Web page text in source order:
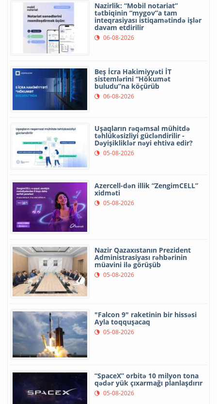
Nazirlik: “Mobil notariat”
tətbiqinin “mygov”a tam
inteqrasiyası istiqamətində işlər
davam etdirilir
06-08-2026
Beş İcra Hakimiyyəti İT
sistemlərini “Hökumət
buludu”na köçürüb
06-08-2026
Uşaqların rəqəmsal mühitdə
təhlükəsizliyi gücləndirilir -
Dəyişikliklər nəyi ehtiva edir?
05-08-2026
Azercell-dən illik “ZengimCELL”
xidməti
05-08-2026
Nazir Qazaxıstanın Prezident
Administrasiyası rəhbərinin
müavini ilə görüşüb
05-08-2026
"Falcon 9" raketinin bir hissəsi
Ayla toqquşacaq
05-08-2026
“SpaceX” orbitə 10 milyon tona
qədər yük çıxarmağı planlaşdırır
05-08-2026